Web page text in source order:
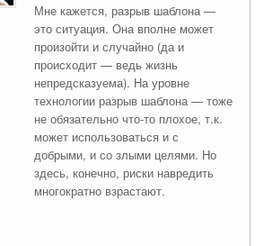
Мне кажется, разрыв шаблона —
это ситуация. Она вполне может
произойти и случайно (да и
происходит — ведь жизнь
непредсказуема). На уровне
технологии разрыв шаблона — тоже
не обязательно что-то плохое, т.к.
может использоваться и с
добрыми, и со злыми целями. Но
здесь, конечно, риски навредить
многократно взрастают.